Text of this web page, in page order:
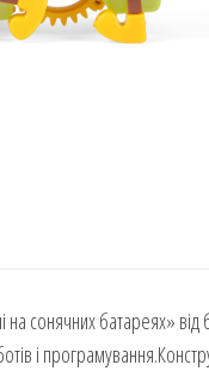
на сонячних батареях»
і